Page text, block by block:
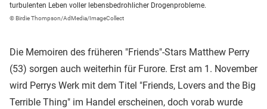
turbulenten Leben voller lebensbedrohlicher Drogenprobleme.
© Birdie Thompson/AdMedia/ImageCollect
Die Memoiren des früheren "Friends"-Stars Matthew Perry
(53) sorgen auch weiterhin für Furore. Erst am 1. November
wird Perrys Werk mit dem Titel "Friends, Lovers and the Big
Terrible Thing" im Handel erscheinen, doch vorab wurde